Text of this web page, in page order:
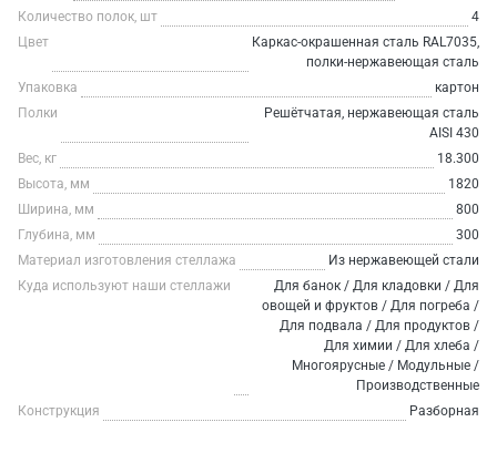
Количество полок, шт
4
Цвет
Каркас-окрашенная сталь RAL7035,
полки-нержавеющая сталь
Упаковка
картон
Полки
Решётчатая, нержавеющая сталь
AISI 430
Вес, кг
18.300
Высота, мм
1820
Ширина, мм
800
Глубина, мм
300
Материал изготовления стеллажа
Из нержавеющей стали
Куда используют наши стеллажи
Для банок / Для кладовки / Для
овощей и фруктов / Для погреба /
Для подвала / Для продуктов /
Для химии / Для хлеба /
Многоярусные / Модульные /
Производственные
Конструкция
Разборная